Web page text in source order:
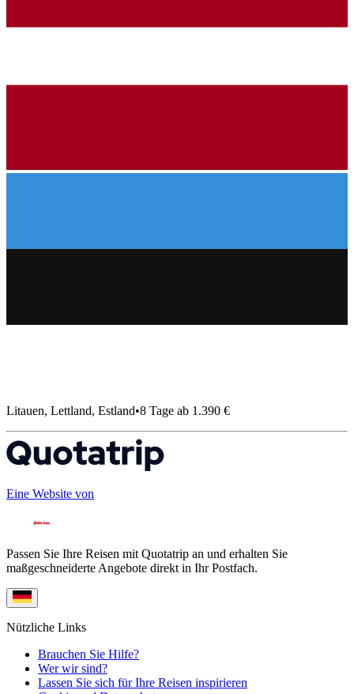
Litauen, Lettland, Estland•8 Tage ab 1.390 €
Eine Website von
Passen Sie Ihre Reisen mit Quotatrip an und erhalten Sie
maßgeschneiderte Angebote direkt in Ihr Postfach.
Nützliche Links
Brauchen Sie Hilfe?
Wer wir sind?
Lassen Sie sich für Ihre Reisen inspirieren